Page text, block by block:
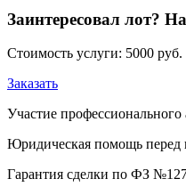
Заинтересовал лот?
Стоимость услуги: 5000 руб.
Заказать
Участие профессионального
Юридическая помощь перед
Гарантия сделки по ФЗ